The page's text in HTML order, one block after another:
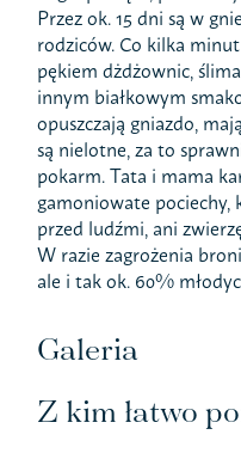
Przez ok. 15 dni są w
rodziców. Co kilka
pękiem dżdżownic,
innym białkowym
opuszczają gniazdo,
są nielotne, za to
pokarm. Tata i mama
gamoniowate pociechy,
przed ludźmi, ani
W razie zagrożenia
ale i tak ok. 60%
Galeria
Z kim łatwo